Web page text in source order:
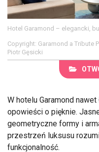
Hotel Garamond – elegancki,
Copyright: Garamond a Tribute
Piotr Gęsicki
W hotelu Garamond
opowieści o pięknie.
geometryczne formy i
przestrzeń luksusu
funkcjonalność.